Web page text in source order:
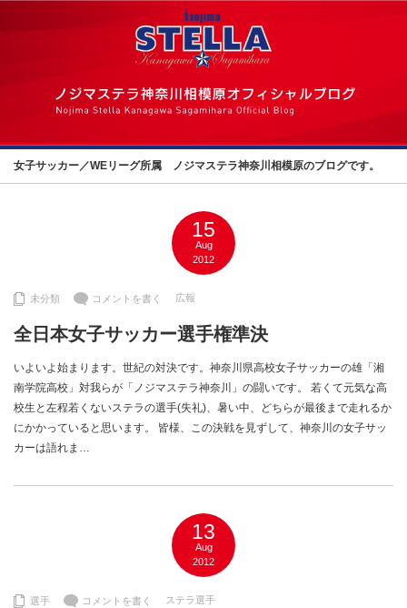
女子サッカー／WEリーグ所属 ノジマステラ神奈川相模原のブログです。
15
Aug
2012
未分類 コメントを書く 広報
全日本女子サッカー選手権準決
いよいよ始まります。世紀の対決です。神奈川県高校女子サッカーの雄「湘
南学院高校」対我らが「ノジマステラ神奈川」の闘いです。 若くて元気な高
校生と左程若くないステラの選手(失礼)、暑い中、どちらが最後まで走れるか
にかかっていると思います。 皆様、この決戦を見ずして、神奈川の女子サッ
カーは語れま…
13
Aug
2012
選手 コメントを書く ステラ選手